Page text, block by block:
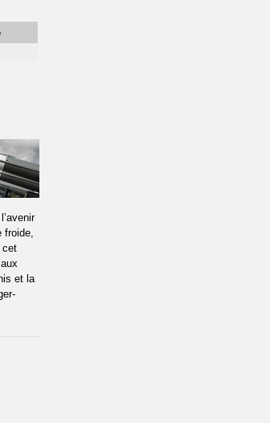
froide,
cet
et la